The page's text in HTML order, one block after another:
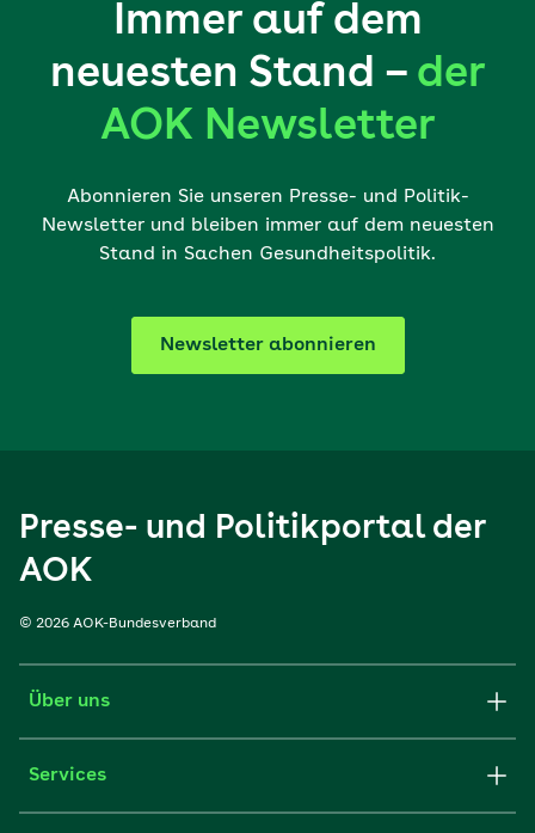
Immer auf dem
neuesten Stand – der
AOK Newsletter
Abonnieren Sie unseren Presse- und Politik-
Newsletter und bleiben immer auf dem neuesten
Stand in Sachen Gesundheitspolitik.
Newsletter abonnieren
Presse- und Politikportal der
AOK
© 2026 AOK-Bundesverband
Über uns
Services